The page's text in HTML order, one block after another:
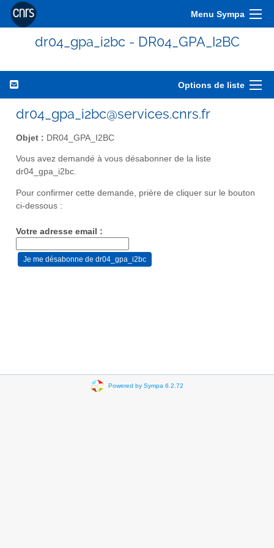
Menu Sympa
dr04_gpa_i2bc - DR04_GPA_I2BC
Options de liste
dr04_gpa_i2bc@services.cnrs.fr
Objet : DR04_GPA_I2BC
Vous avez demandé à vous désabonner de la liste
dr04_gpa_i2bc.
Pour confirmer cette demande, prière de cliquer sur le bouton
ci-dessous :
Votre adresse email :
Powered by Sympa 6.2.72